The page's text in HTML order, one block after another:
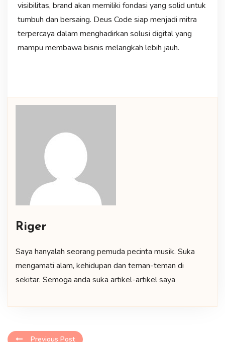
visibilitas, brand akan memiliki fondasi yang solid untuk
tumbuh dan bersaing. Deus Code siap menjadi mitra
terpercaya dalam menghadirkan solusi digital yang
mampu membawa bisnis melangkah lebih jauh.
Riger
Saya hanyalah seorang pemuda pecinta musik. Suka
mengamati alam, kehidupan dan teman-teman di
sekitar. Semoga anda suka artikel-artikel saya
Previous Post